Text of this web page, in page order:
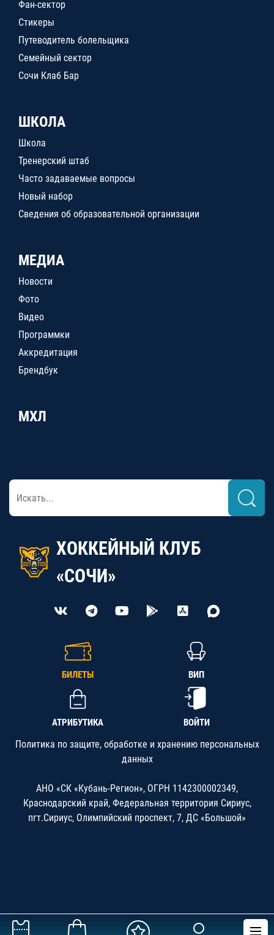
Фан-сектор
Стикеры
Путеводитель болельщика
Семейный сектор
Сочи Клаб Бар
ШКОЛА
Школа
Тренерский штаб
Часто задаваемые вопросы
Новый набор
Сведения об образовательной организации
МЕДИА
Новости
Фото
Видео
Программки
Аккредитация
Брендбук
МХЛ
ХОККЕЙНЫЙ КЛУБ
«СОЧИ»
БИЛЕТЫ ВИП
АТРИБУТИКА ВОЙТИ
Политика по защите, обработке и хранению персональных
данных
АНО «СК «Кубань-Регион», ОГРН 1142300002349,
Краснодарский край, Федеральная территория Сириус,
пгт.Сириус, Олимпийский проспект, 7, ДС «Большой»